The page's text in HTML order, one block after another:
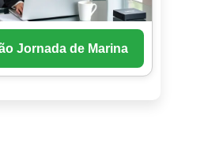
Jornada de Marina